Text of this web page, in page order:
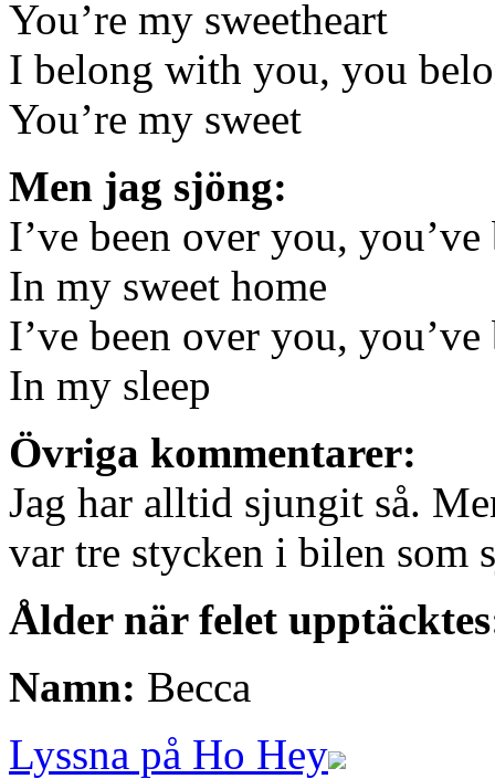
You’re my sweetheart
I belong with you, you
You’re my sweet
Men jag sjöng:
I’ve been over you, you’ve
In my sweet home
I’ve been over you, you’ve
In my sleep
Övriga kommentarer:
Jag har alltid sjungit så.
var tre stycken i bilen
Ålder när felet
Namn: Becca
Lyssna på Ho Hey